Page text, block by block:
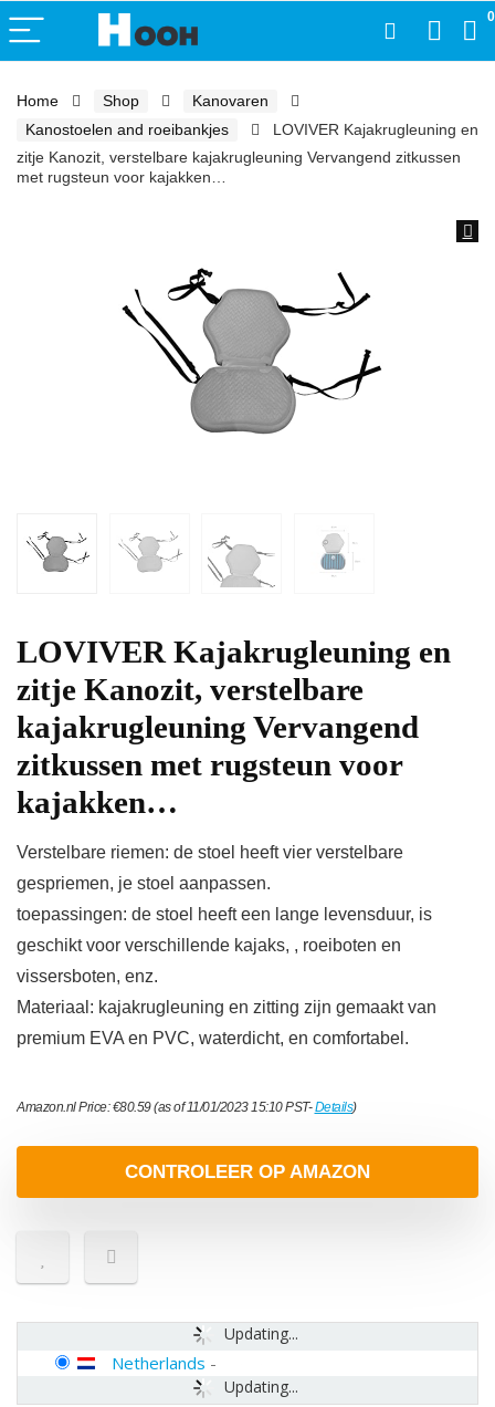
0
Home Shop
Kanovaren
Kanostoelen and roeibankjes
LOVIVER Kajakrugleuning en
zitje Kanozit, verstelbare kajakrugleuning Vervangend zitkussen
met rugsteun voor kajakken…
LOVIVER Kajakrugleuning en
zitje Kanozit, verstelbare
kajakrugleuning Vervangend
zitkussen met rugsteun voor
kajakken…
Verstelbare riemen: de stoel heeft vier verstelbare
gespriemen, je stoel aanpassen.
toepassingen: de stoel heeft een lange levensduur, is
geschikt voor verschillende kajaks, , roeiboten en
vissersboten, enz.
Materiaal: kajakrugleuning en zitting zijn gemaakt van
premium EVA en PVC, waterdicht, en comfortabel.
Amazon.nl Price:€80.59(as of 11/01/2023 15:10 PST-Details)
CONTROLEER OP AMAZON
Updating...
Updating...
Netherlands -